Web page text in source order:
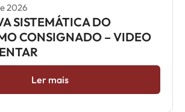
2026
SISTEMÁTICA DO
CONSIGNADO – VIDEO
Ler mais